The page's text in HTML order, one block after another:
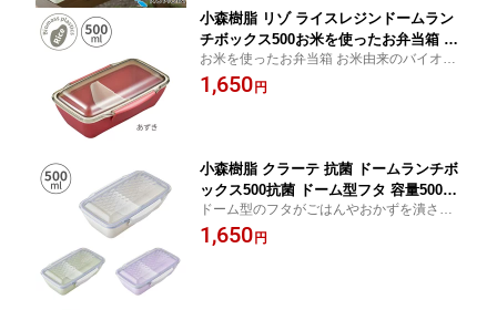
小森樹脂 リゾ ライスレジンドームラン
チボックス500お米を使ったお弁当箱 お
弁当箱 お弁当 ランチボックス 1段 容量
500ml 電子レンジ対応 食洗機対応 レデ
お米を使ったお弁当箱 お米由来のバイオマ
スプラスチックを使用したドームランチボ
ックス
1,650 円
小森樹脂 クラーテ 抗菌 ドームランチボ
ックス500抗菌 ドーム型フタ 容量500ml
電子レンジ対応（フタ以外）食洗機対応
ランチボックス お弁当箱 お弁当 1段 レ
ドーム型のフタがごはんやおかずを潰さず
盛り付けをキープ！
1,650 円